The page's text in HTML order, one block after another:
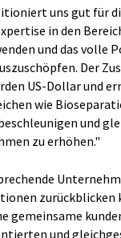
uns gut für
in den
und das
Der
US-Dollar und
wie
und
zu erhöhen."
gemeinsame
und